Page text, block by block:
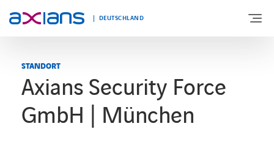
DEUTSCHLAND
ÜBER UNS
PORTFOLIO
STANDORT
Axians Security Force
GmbH | München